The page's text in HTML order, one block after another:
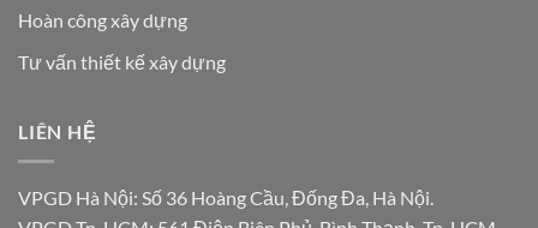
Hoàn công xây dựng
Tư vấn thiết kế xây dựng
LIÊN HỆ
VPGD Hà Nội: Số 36 Hoàng Cầu, Đống Đa, Hà Nội.